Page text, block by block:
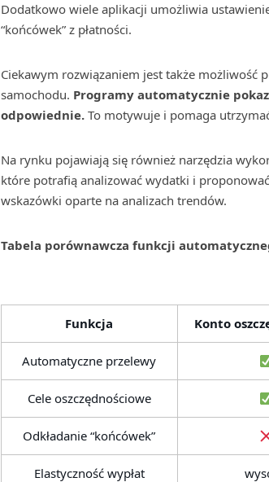
Dodatkowo wiele aplikacji umożliwia
“końcówek” z płatności.
Ciekawym rozwiązaniem jest także możliwość
samochodu. Programy automatycznie
odpowiednie. To motywuje i pomaga
Na rynku pojawiają się również narzędzia
które potrafią analizować wydatki i
wskazówki oparte na analizach trendów.
Tabela porównawcza funkcji
Funkcja Konto
Automatyczne przelewy
Cele oszczędnościowe
Odkładanie “końcówek”
Elastyczność wypłat